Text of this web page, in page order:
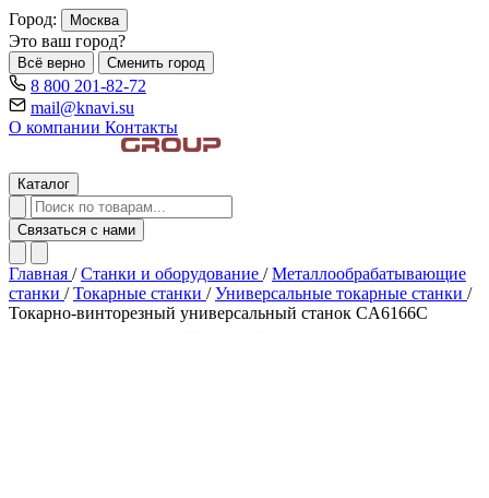
Город: Москва
Это ваш город?
Всё верно Сменить город
8 800 201-82-72
mail@knavi.su
О компании Контакты
Каталог
Связаться с нами
Главная / Станки и оборудование / Металлообрабатывающие
станки / Токарные станки / Универсальные токарные станки /
Токарно-винторезный универсальный станок CA6166C